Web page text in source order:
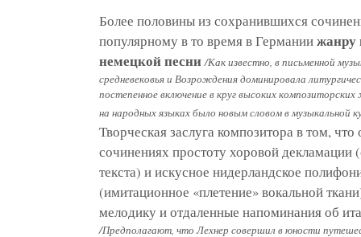
Более половины из сохранившихся
популярному в то время в Германиижанру
немецкой песни /Как известно, в письменной
средневековья и Возрождения доминировала
постепенное включение в круг высоких
на народных языках было новым словом в музыкальной
Творческая заслуга композитора в том,
сочинениях простоту хоровой декламации
текста) и искусное нидерландское
(имитационное «плетение» вокальной
мелодику и отдаленные напоминания об
/Предполагают, что Лехнер совершил в юности